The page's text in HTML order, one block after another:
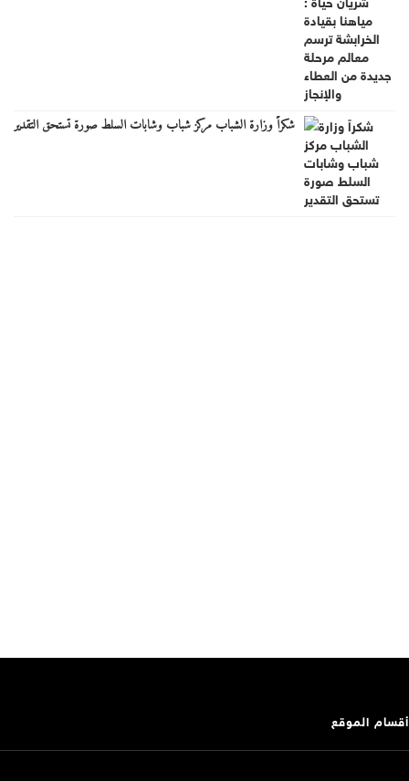
شكراً وزارة الشباب مركز شباب وشابات السلط صورة تستحق التقدير
أقسام الموقع